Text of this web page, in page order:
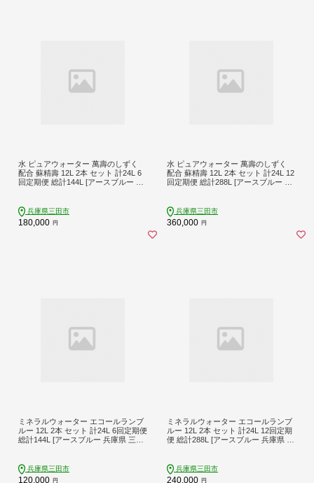
水 ピュアウォーター 萬壽のしずく
配合 蘇精壽 12L 2本 セット 計24L 6
回定期便 総計144L [アースブルー 兵
備蓄 飲料水
兵庫県三田市
180,000 円
水 ピュアウォーター 萬壽のしずく
配合 蘇精壽 12L 2本 セット 計24L 12
回定期便 総計288L [アースブルー 兵
備蓄 飲料水
兵庫県三田市
360,000 円
ミネラルウォーター エコールランブ
ルー 12L 2本 セット 計24L 6回定期便
総計144L [アースブルー 兵庫県 三田
災 備蓄 飲料水
兵庫県三田市
120,000 円
ミネラルウォーター エコールランブ
ルー 12L 2本 セット 計24L 12回定期
便 総計288L [アースブルー 兵庫県 三
防災 備蓄 飲料水
兵庫県三田市
240,000 円